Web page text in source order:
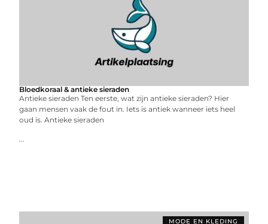
Bloedkoraal & antieke sieraden
Antieke sieraden Ten eerste, wat zijn antieke sieraden? Hier
gaan mensen vaak de fout in. Iets is antiek wanneer iets heel
oud is. Antieke sieraden
...
MODE EN KLEDING